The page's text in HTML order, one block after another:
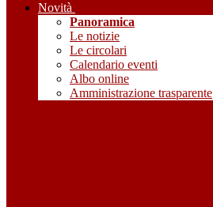
Novità
Panoramica
Le notizie
Le circolari
Calendario eventi
Albo online
Amministrazione trasparente